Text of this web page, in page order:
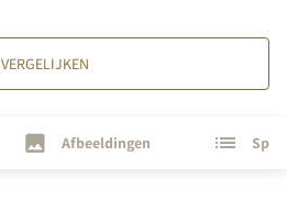
VERGELIJKEN
Afbeeldingen